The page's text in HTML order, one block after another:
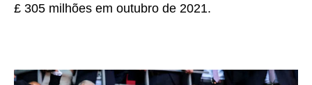
£ 305 milhões em outubro de 2021.